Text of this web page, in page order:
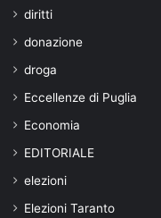
diritti
donazione
droga
Eccellenze di Puglia
Economia
EDITORIALE
elezioni
Elezioni Taranto